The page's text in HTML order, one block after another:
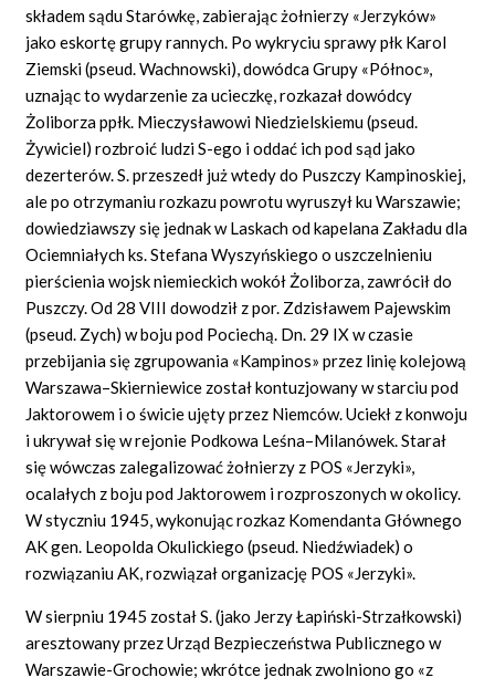
składem sądu Starówkę, zabierając żołnierzy «Jerzyków»
jako eskortę grupy rannych. Po wykryciu sprawy płk Karol
Ziemski (pseud. Wachnowski), dowódca Grupy «Północ»,
uznając to wydarzenie za ucieczkę, rozkazał dowódcy
Żoliborza ppłk. Mieczysławowi Niedzielskiemu (pseud.
Żywiciel) rozbroić ludzi S-ego i oddać ich pod sąd jako
dezerterów. S. przeszedł już wtedy do Puszczy Kampinoskiej,
ale po otrzymaniu rozkazu powrotu wyruszył ku Warszawie;
dowiedziawszy się jednak w Laskach od kapelana Zakładu dla
Ociemniałych ks. Stefana Wyszyńskiego o uszczelnieniu
pierścienia wojsk niemieckich wokół Żoliborza, zawrócił do
Puszczy. Od 28 VIII dowodził z por. Zdzisławem Pajewskim
(pseud. Zych) w boju pod Pociechą. Dn. 29 IX w czasie
przebijania się zgrupowania «Kampinos» przez linię kolejową
Warszawa–Skierniewice został kontuzjowany w starciu pod
Jaktorowem i o świcie ujęty przez Niemców. Uciekł z konwoju
i ukrywał się w rejonie Podkowa Leśna–Milanówek. Starał
się wówczas zalegalizować żołnierzy z POS «Jerzyki»,
ocalałych z boju pod Jaktorowem i rozproszonych w okolicy.
W styczniu 1945, wykonując rozkaz Komendanta Głównego
AK gen. Leopolda Okulickiego (pseud. Niedźwiadek) o
rozwiązaniu AK, rozwiązał organizację POS «Jerzyki».
W sierpniu 1945 został S. (jako Jerzy Łapiński-Strzałkowski)
aresztowany przez Urząd Bezpieczeństwa Publicznego w
Warszawie-Grochowie; wkrótce jednak zwolniono go «z